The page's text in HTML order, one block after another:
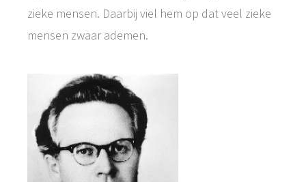
zieke mensen. Daarbij viel hem op dat veel zieke
mensen zwaar ademen.